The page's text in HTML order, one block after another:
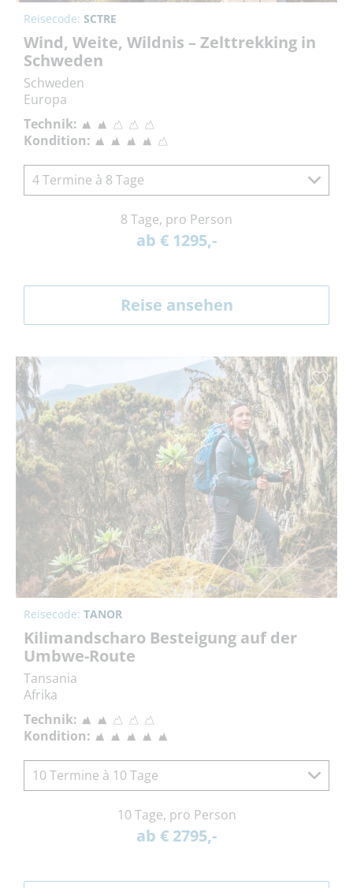
Reisecode: SCTRE
Wind, Weite, Wildnis – Zelttrekking in
Schweden
Schweden
Europa
Technik:
Kondition:
4 Termine à 8 Tage
8 Tage, pro Person
ab € 1295,-
Reise ansehen
Reisecode: TANOR
Kilimandscharo Besteigung auf der
Umbwe-Route
Tansania
Afrika
Technik:
Kondition:
10 Termine à 10 Tage
10 Tage, pro Person
ab € 2795,-